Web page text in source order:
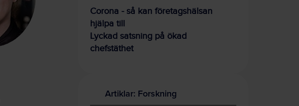
Corona - så kan företagshälsan
hjälpa till
Lyckad satsning på ökad
chefstäthet
Artiklar: Forskning